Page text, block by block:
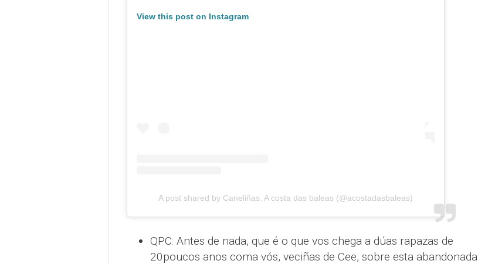
View this post on Instagram
A post shared by Caneliñas. A costa das baleas (@acostadasbaleas)
QPC: Antes de nada, que é o que vos chega a dúas rapazas de
20poucos anos coma vós, veciñas de Cee, sobre esta abandonada